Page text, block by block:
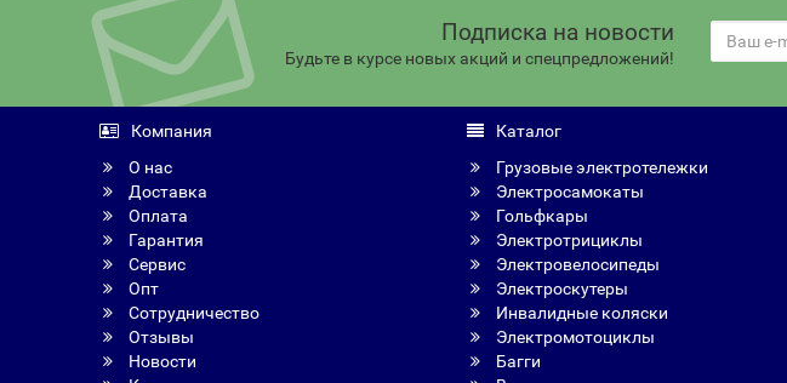
Подписка на новости
Будьте в курсе новых акций и спецпредложений!
Компания
О нас
Доставка
Оплата
Гарантия
Сервис
Опт
Сотрудничество
Отзывы
Новости
Каталог
Грузовые электротележки
Электросамокаты
Гольфкары
Электротрициклы
Электровелосипеды
Электроскутеры
Инвалидные коляски
Электромотоциклы
Багги